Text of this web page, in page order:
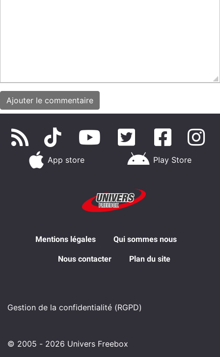
App store Play Store
Mentions légales Qui sommes nous
Nous contacter Plan du site
Gestion de la confidentialité (RGPD)
© 2005 - 2026 Univers Freebox